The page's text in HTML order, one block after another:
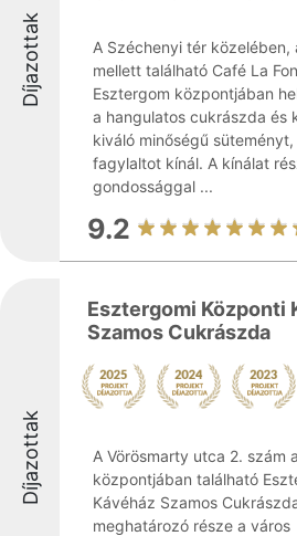
Díjazottak
A Széchenyi tér közelében,
mellett található Café La
Esztergom központjában
a hangulatos cukrászda és
kiváló minőségű
fagylaltot kínál. A kínálat
gondossággal ...
9.2
Díjazottak
Esztergomi Központi
Szamos Cukrászda
A Vörösmarty utca 2. szám
központjában található
Kávéház Szamos
meghatározó része a város